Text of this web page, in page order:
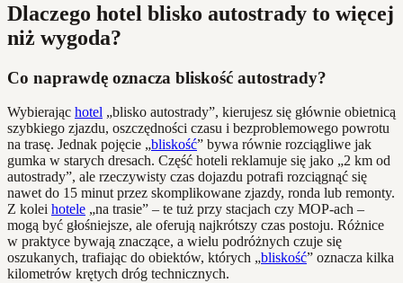
Dlaczego hotel blisko autostrady to więcej
niż wygoda?
Co naprawdę oznacza bliskość autostrady?
Wybierając hotel „blisko autostrady”, kierujesz się głównie obietnicą
szybkiego zjazdu, oszczędności czasu i bezproblemowego powrotu
na trasę. Jednak pojęcie „bliskość” bywa równie rozciągliwe jak
gumka w starych dresach. Część hoteli reklamuje się jako „2 km od
autostrady”, ale rzeczywisty czas dojazdu potrafi rozciągnąć się
nawet do 15 minut przez skomplikowane zjazdy, ronda lub remonty.
Z kolei hotele „na trasie” – te tuż przy stacjach czy MOP-ach –
mogą być głośniejsze, ale oferują najkrótszy czas postoju. Różnice
w praktyce bywają znaczące, a wielu podróżnych czuje się
oszukanych, trafiając do obiektów, których „bliskość” oznacza kilka
kilometrów krętych dróg technicznych.